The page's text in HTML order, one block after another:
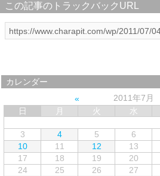
この記事のトラックバックURL
カレンダー
2011年7月
日
月 火 水
3
4 5 6
10
11 12 13
17
18 19 20
24
25 26 27